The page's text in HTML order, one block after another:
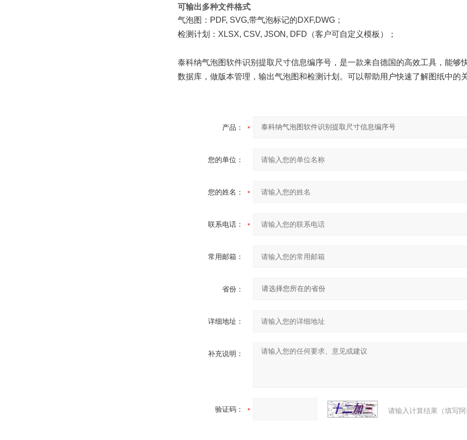
可输出多种文件格式
气泡图：PDF, SVG,带气泡标记的DXF,DWG；
检测计划：XLSX, CSV, JSON, DFD（客户可自定义模板）；
泰科纳气泡图软件识别提取尺寸信息编序号， 是一款来自德国的高效工具，能够
数据库，做版本管理，输出气泡图和检测计划。可以帮助用户快速了解图纸中的
产品：
您的单位：
您的姓名：
联系电话：
常用邮箱：
省份：
详细地址：
补充说明：
验证码： 请输入计算结果（填写